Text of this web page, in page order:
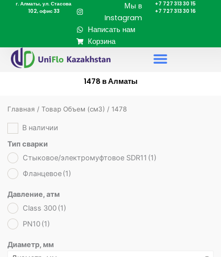
Перейтиг. Алматы, ул. Стасова
102, офис 33
Мы в
Instagram
Написать нам
Корзина
+7 727 313 30 15
+7 727 313 30 16
1478 в Алматы
Главная / Товар Объем (cм3) / 1478
В наличии
Тип сварки
Стыковое/электромуфтовое SDR11 (1)
Фланцевое(1)
Давление, атм
Class 300(1)
PN10(1)
Диаметр, мм